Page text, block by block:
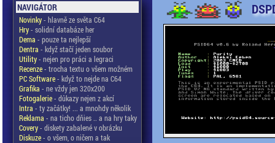
NAVIGÁTOR
Novinky- hlavně ze světa C64
Hry- solidní databáze her
Dema - pouze ta nejlepší
Dentra - když stačí jeden soubor
Utility- nejen pro práci a legraci
Recenze- trocha textu o všem možném
PC Software- když to nejde na C64
Grafika - ne vždy jen 320x200
Fotogalerie- důkazy nejen z akcí
Intra - ty začátky! ... a mnohdy několik
Reklama - na ticho dňies .. a na hry taky
Covery- diskety zabalené v obrázku
Diskuze- o všem, o ničem a tak